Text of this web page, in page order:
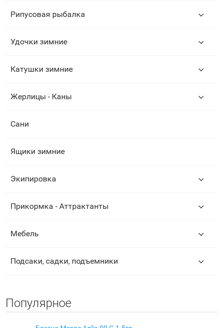
Рипусовая рыбалка
Удочки зимние
Катушки зимние
Жерлицы - Каны
Сани
Ящики зимние
Экипировка
Прикормка - Аттрактанты
Мебель
Подсаки, садки, подъемники
Популярное